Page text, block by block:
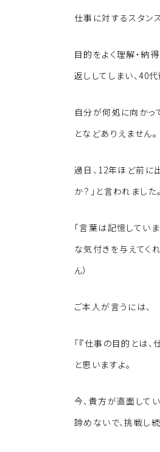
仕事に対するスタン
目的をよく理解・納
返ししてしまい、40
自分が何処に向かっ
となどありえません。
過日、12年ほど前に
か？」と言われました。
「言葉は記憶してい
な気付きを与えてく
ん）
ご本人が言うには、
「『仕事の目的とは
と思いますよ。
今、貴方が直面して
諦めないで、挑戦し